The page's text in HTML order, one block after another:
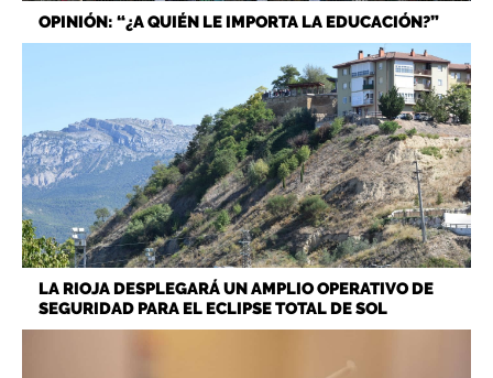
OPINIÓN: “¿A QUIÉN LE IMPORTA LA EDUCACIÓN?”
LA RIOJA DESPLEGARÁ UN AMPLIO OPERATIVO DE
SEGURIDAD PARA EL ECLIPSE TOTAL DE SOL